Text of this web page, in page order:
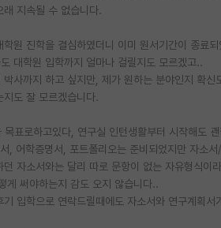
래 지속될 수 없습니다.
학원 진학을 결심하였더니 이미 원서기간이 종료
대학원 입학까지 얼마나 걸릴지도 모르겠고..
박사까지 하고 싶지만, 제가 원하는 분야인지 확신
지도 잘 모르겠습니다.
목표로하고있다, 연구실 인턴생활부터 시작해도
, 어학증명서, 포트폴리오는 준비되었지만 자소
던 자소서와는 달리 따로 문항이 없는 자유형식이
게 써야하는지 감도 오지 않습니다..
기 입학으로 연락드릴때에도 자소서와 연구계획